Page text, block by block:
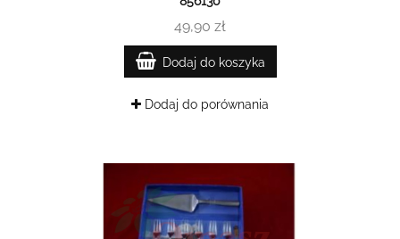
49,90 zł
Dodaj do koszyka
Dodaj do porównania